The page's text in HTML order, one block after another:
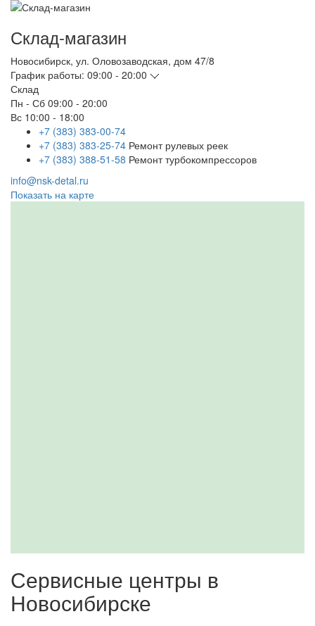
Склад-магазин
Новосибирск, ул. Оловозаводская, дом 47/8
График работы: 09:00 - 20:00
Склад
Пн - Сб 09:00 - 20:00
Вс 10:00 - 18:00
+7 (383) 383-00-74
+7 (383) 383-25-74 Ремонт рулевых реек
+7 (383) 388-51-58 Ремонт турбокомпрессоров
info@nsk-detal.ru
Показать на карте
Сервисные центры в
Новосибирске